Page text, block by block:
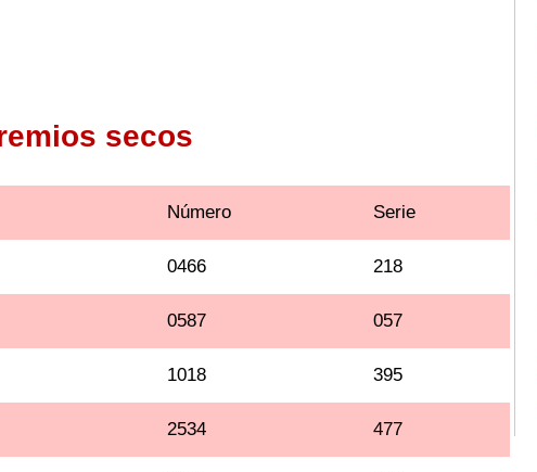
secos
Número Serie
0466 218
0587 057
1018 395
2534 477